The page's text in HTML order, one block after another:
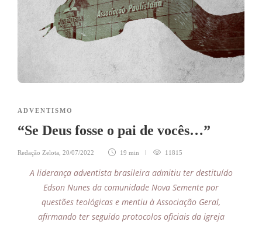
ADVENTISMO
“Se Deus fosse o pai de vocês…”
Redação Zelota 20/07/2022 19 min 11815
A liderança adventista brasileira admitiu ter destituído
Edson Nunes da comunidade Nova Semente por
questões teológicas e mentiu à Associação Geral,
afirmando ter seguido protocolos oficiais da igreja